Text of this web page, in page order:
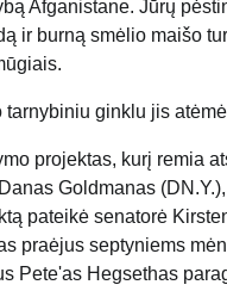
Afganistane. Jūrų
ir burną smėlio maišo
tarnybiniu ginklu jis
projektas, kurį remia
Goldmanas
pateikė senatorė
praėjus septyniems
Pete'as Hegsethas